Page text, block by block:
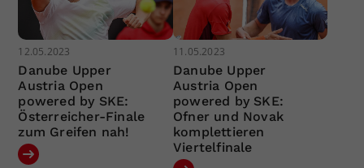
12.05.2023
Danube Upper
Austria Open
powered by SKE:
Österreicher-Finale
zum Greifen nah!
11.05.2023
Danube Upper
Austria Open
powered by SKE:
Ofner und Novak
komplettieren
Viertelfinale